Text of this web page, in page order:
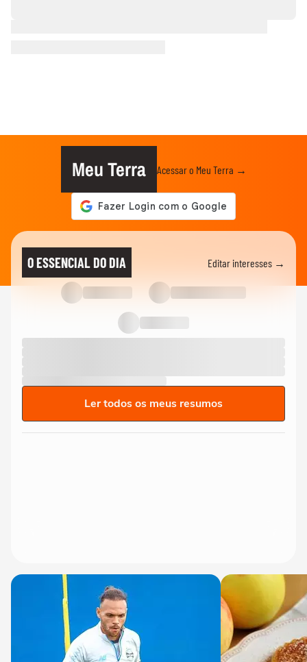
Meu Terra Acessar o Meu Terra →
O ESSENCIAL DO DIA Editar interesses →
Ler todos os meus resumos